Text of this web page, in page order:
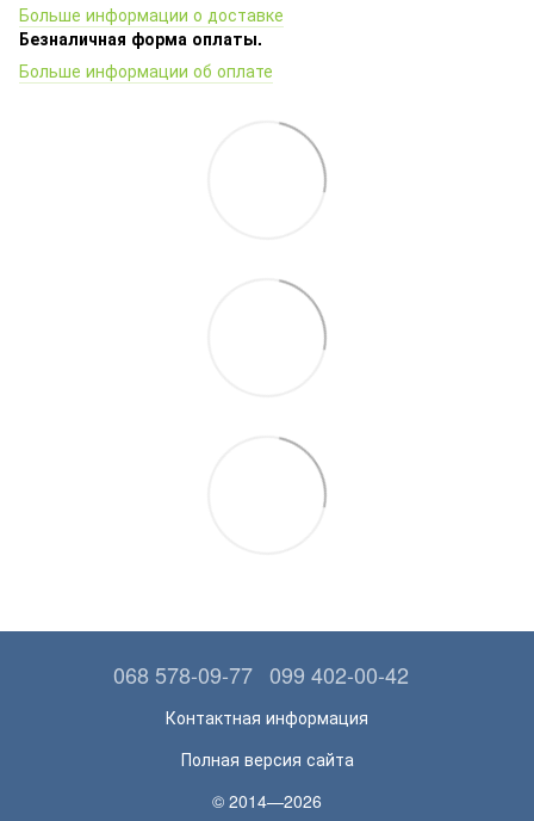
Больше информации о доставке
Безналичная форма оплаты.
Больше информации об оплате
068 578-09-77 099 402-00-42
Контактная информация
Полная версия сайта
© 2014—2026